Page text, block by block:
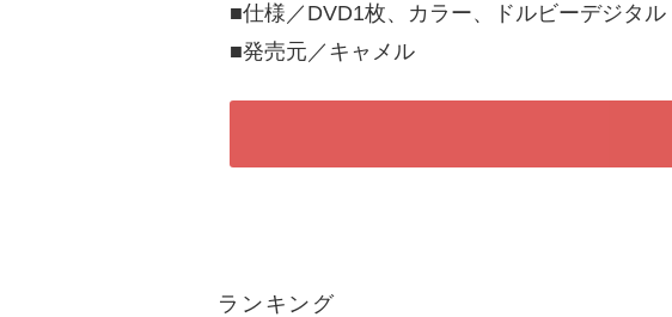
■仕様／DVD1枚、カラー、ドルビーデジタル
■発売元／キャメル
ランキング